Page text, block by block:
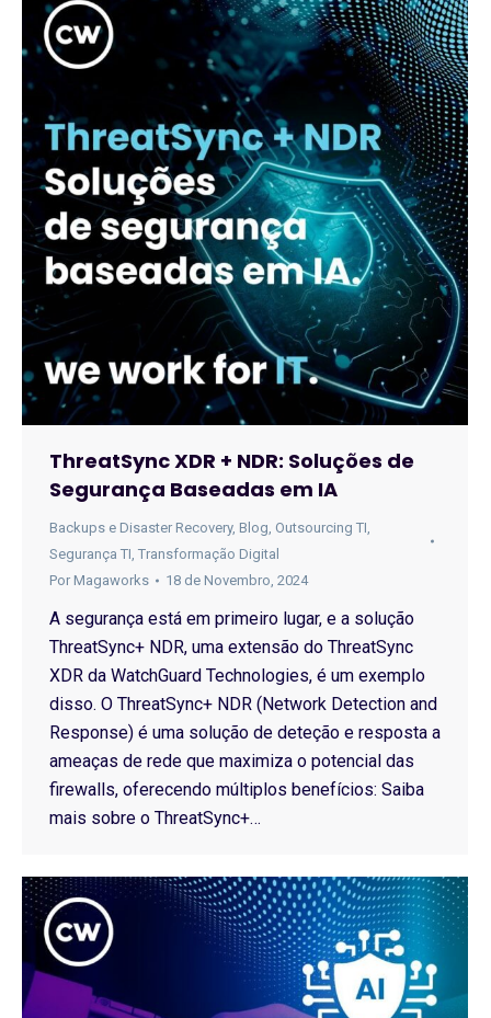
ThreatSync XDR + NDR: Soluções de
Segurança Baseadas em IA
Backups e Disaster Recovery, Blog, Outsourcing TI,
Segurança TI, Transformação Digital
Por Magaworks 18 de Novembro, 2024
A segurança está em primeiro lugar, e a solução
ThreatSync+ NDR, uma extensão do ThreatSync
XDR da WatchGuard Technologies, é um exemplo
disso. O ThreatSync+ NDR (Network Detection and
Response) é uma solução de deteção e resposta a
ameaças de rede que maximiza o potencial das
firewalls, oferecendo múltiplos benefícios: Saiba
mais sobre o ThreatSync+…